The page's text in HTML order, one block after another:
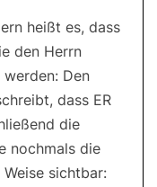
heißt es, dass
den Herrn
werden: Den
dass ER
die
nochmals die
sichtbar: